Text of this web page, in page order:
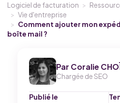
Ressources
Logiciel de facturation >
> Vie d'entreprise
> Comment ajouter mon
boîte mail ?
Par Coralie
Chargée de SEO
Publié le